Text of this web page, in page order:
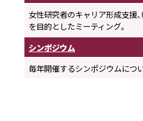
女性研究者のキャリア形成支援
を目的としたミーティング。
シンポジウム
毎年開催するシンポジウムにつ